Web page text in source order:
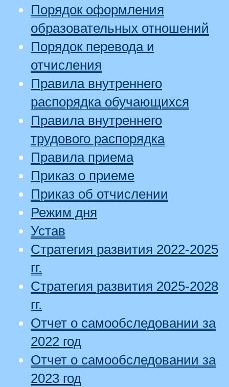
Порядок оформления
образовательных отношений
Порядок перевода и
отчисления
Правила внутреннего
распорядка обучающихся
Правила внутреннего
трудового распорядка
Правила приема
Приказ о приеме
Приказ об отчислении
Режим дня
Устав
Стратегия развития 2022-2025
гг.
Стратегия развития 2025-2028
гг.
Отчет о самообследовании за
2022 год
Отчет о самообследовании за
2023 год